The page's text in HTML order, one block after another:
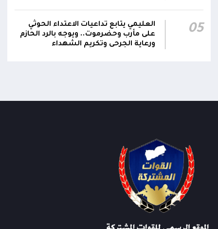
05
العليمي يتابع تداعيات الاعتداء الحوثي
على مأرب وحضرموت.. ويوجه بالرد الحازم
ورعاية الجرحى وتكريم الشهداء